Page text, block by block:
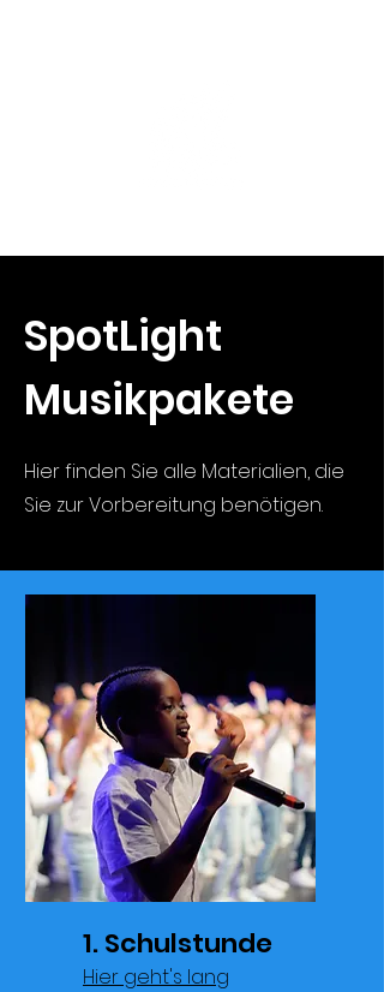
SpotLight
Musikpakete
Hier finden Sie alle Materialien, die
Sie zur Vorbereitung benötigen.
1. Schulstunde
Hier geht's lang